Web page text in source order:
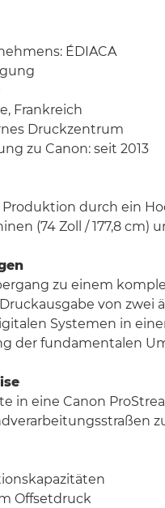
ÉDIACA
Frankreich
Druckzentrum
zu Canon: seit 2013
durch ein
(74 Zoll / 177,8
zu einem
von zwei
Systemen in
der fundamentalen
in eine Canon
Offsetdruck